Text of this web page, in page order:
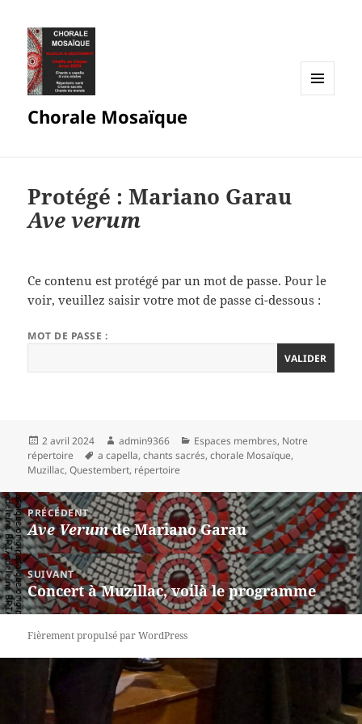
Chorale Mosaïque
Protégé : Mariano Garau
Ave verum
Ce contenu est protégé par un mot de passe. Pour le
voir, veuillez saisir votre mot de passe ci-dessous :
MOT DE PASSE :
Publié
le
2 avril 2024 Auteur
admin9366 Catégories
Espaces membres, Notre
répertoire
Mots-
clés
a capella,chants sacrés,chorale Mosaïque,
Muzillac,Questembert, répertoire
Navigation
de
l’article
PRÉCÉDENT
Article
précédent :
Ave Verumde Mariano Garau
SUIVANT
Article
suivant :
Concert à Muzillac, voilà le programme
Fièrement propulsé par WordPress